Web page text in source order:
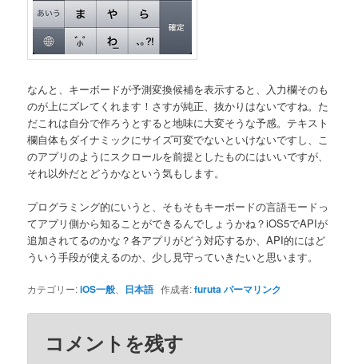
なんと、キーボードが予測変換候補を表示すると、入力欄そのも
のが上にズレてくれます！さすが純正、抜かりはないですね。た
だこれは自分で作ろうとすると地味に大変そうな予感。テキスト
欄自体もダイナミックにサイズ可変でないといけないですし、こ
のアプリのようにスクロールを前提としたものにはいいですが、
それ以外だとどうかなという気もします。
プログラミング的にいうと、そもそもキーボードの言語モードっ
てアプリ側から知ることができるんでしょうかね？iOS5でAPIが
追加されてるのかな？各アプリがどう対応するか、API的にはど
ういう手段が使えるのか、少し見守っていきたいと思います。
カテゴリー:iOS一般 日本語作成者:furutaパーマリンク
コメントを残す